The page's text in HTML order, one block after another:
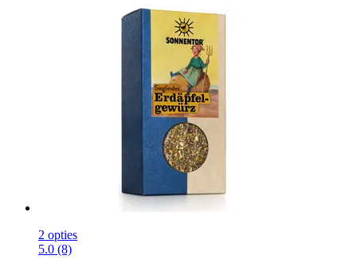
2 opties
5.0 (8)